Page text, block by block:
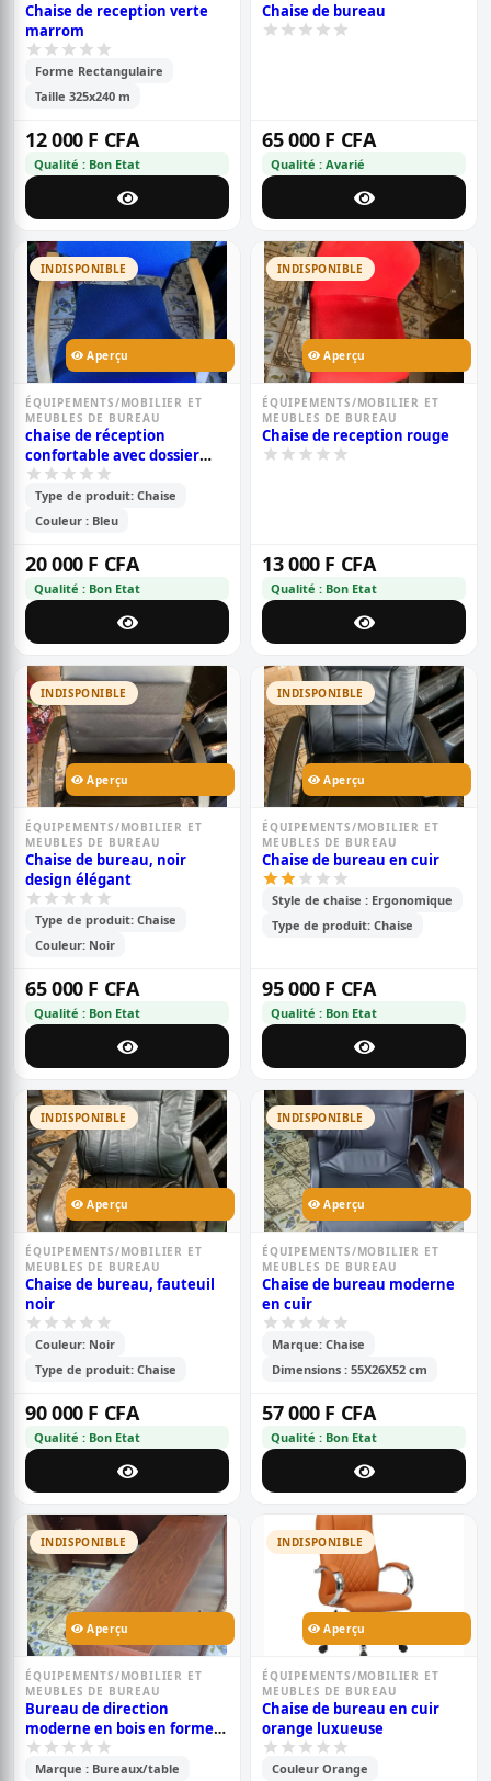
Chaise de reception verte
marrom
Forme Rectangulaire
Taille 325x240 m
12 000 F CFA
Qualité : Bon Etat
Chaise de bureau
65 000 F CFA
Qualité : Avarié
INDISPONIBLE
Aperçu
ÉQUIPEMENTS/MOBILIER ET
MEUBLES DE BUREAU
chaise de réception
confortable avec dossier
robuste bleu
Type de produit: Chaise
Couleur : Bleu
20 000 F CFA
Qualité : Bon Etat
INDISPONIBLE
Aperçu
ÉQUIPEMENTS/MOBILIER ET
MEUBLES DE BUREAU
Chaise de reception rouge
13 000 F CFA
Qualité : Bon Etat
INDISPONIBLE
Aperçu
ÉQUIPEMENTS/MOBILIER ET
MEUBLES DE BUREAU
Chaise de bureau, noir
design élégant
Type de produit: Chaise
Couleur: Noir
65 000 F CFA
Qualité : Bon Etat
INDISPONIBLE
Aperçu
ÉQUIPEMENTS/MOBILIER ET
MEUBLES DE BUREAU
Chaise de bureau en cuir
Style de chaise : Ergonomique
Type de produit: Chaise
95 000 F CFA
Qualité : Bon Etat
INDISPONIBLE
Aperçu
ÉQUIPEMENTS/MOBILIER ET
MEUBLES DE BUREAU
Chaise de bureau, fauteuil
noir
Couleur: Noir
Type de produit: Chaise
90 000 F CFA
Qualité : Bon Etat
INDISPONIBLE
Aperçu
ÉQUIPEMENTS/MOBILIER ET
MEUBLES DE BUREAU
Chaise de bureau moderne
en cuir
Marque: Chaise
Dimensions : 55X26X52 cm
57 000 F CFA
Qualité : Bon Etat
INDISPONIBLE
Aperçu
ÉQUIPEMENTS/MOBILIER ET
MEUBLES DE BUREAU
Bureau de direction
moderne en bois en forme
de l
Marque : Bureaux/table
INDISPONIBLE
Aperçu
ÉQUIPEMENTS/MOBILIER ET
MEUBLES DE BUREAU
Chaise de bureau en cuir
orange luxueuse
Couleur Orange